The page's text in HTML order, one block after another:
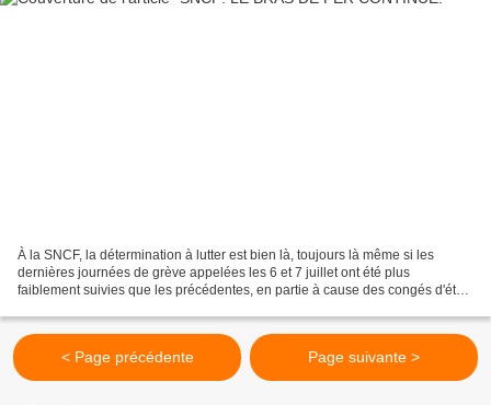
À la SNCF, la détermination à lutter est bien là, toujours là même si les
dernières journées de grève appelées les 6 et 7 juillet ont été plus
faiblement suivies que les précédentes, en partie à cause des congés d'été.
< Page précédente Page suivante >